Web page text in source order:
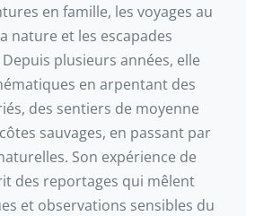
en famille, les voyages au
nature et les escapades
plusieurs années, elle
en arpentant des
des sentiers de moyenne
sauvages, en passant par
Son expérience de
des reportages qui mêlent
et observations sensibles du